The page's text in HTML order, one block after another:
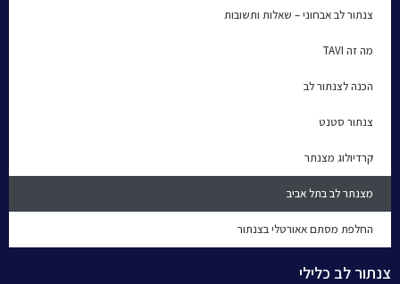
צנתור לב אבחוני – שאלות ותשובות
מה זה TAVI
הכנה לצנתור לב
צנתור סטנט
קרדיולוג מצנתר
מצנתר לב בתל אביב
החלפת מסתם אאורטלי בצנתור
צנתור לב כלילי